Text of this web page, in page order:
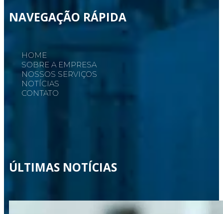
NAVEGAÇÃO RÁPIDA
HOME
SOBRE A EMPRESA
NOSSOS SERVIÇOS
NOTÍCIAS
CONTATO
ÚLTIMAS NOTÍCIAS